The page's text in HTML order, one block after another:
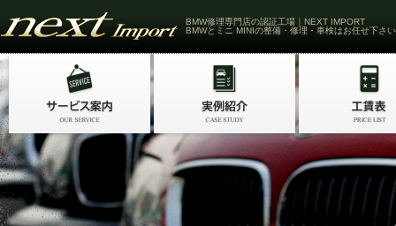
BMW修理専門店の認証工場｜NEXT IMPORT
BMWとミニ MINIの整備・修理・車検はお任せ下さい